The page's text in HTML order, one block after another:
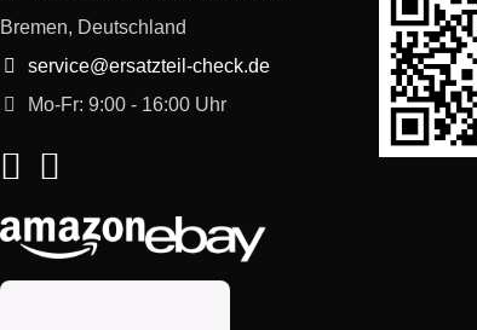
Bremen, Deutschland
service@ersatzteil-check.de
Mo-Fr: 9:00 - 16:00 Uhr